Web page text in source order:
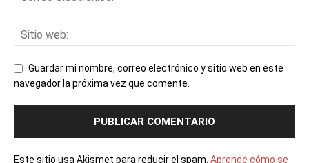
Guardar mi nombre, correo electrónico y sitio web en este
navegador la próxima vez que comente.
Este sitio usa Akismet para reducir el spam. Aprende cómo se